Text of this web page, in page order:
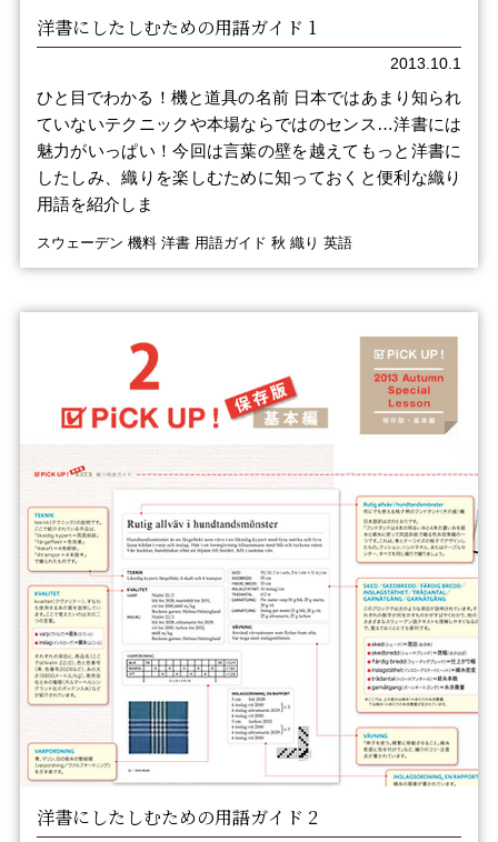
洋書にしたしむための用語ガイド 1
2013.10.1
ひと目でわかる！機と道具の名前 日本ではあまり知られ
ていないテクニックや本場ならではのセンス…洋書には
魅力がいっぱい！今回は言葉の壁を越えてもっと洋書に
したしみ、織りを楽しむために知っておくと便利な織り
用語を紹介しま
スウェーデン 機料 洋書 用語ガイド 秋 織り 英語
洋書にしたしむための用語ガイド 2